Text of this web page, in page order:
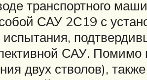
транспортного
САУ 2С19 с
САУ. Помимо
двух стволов),